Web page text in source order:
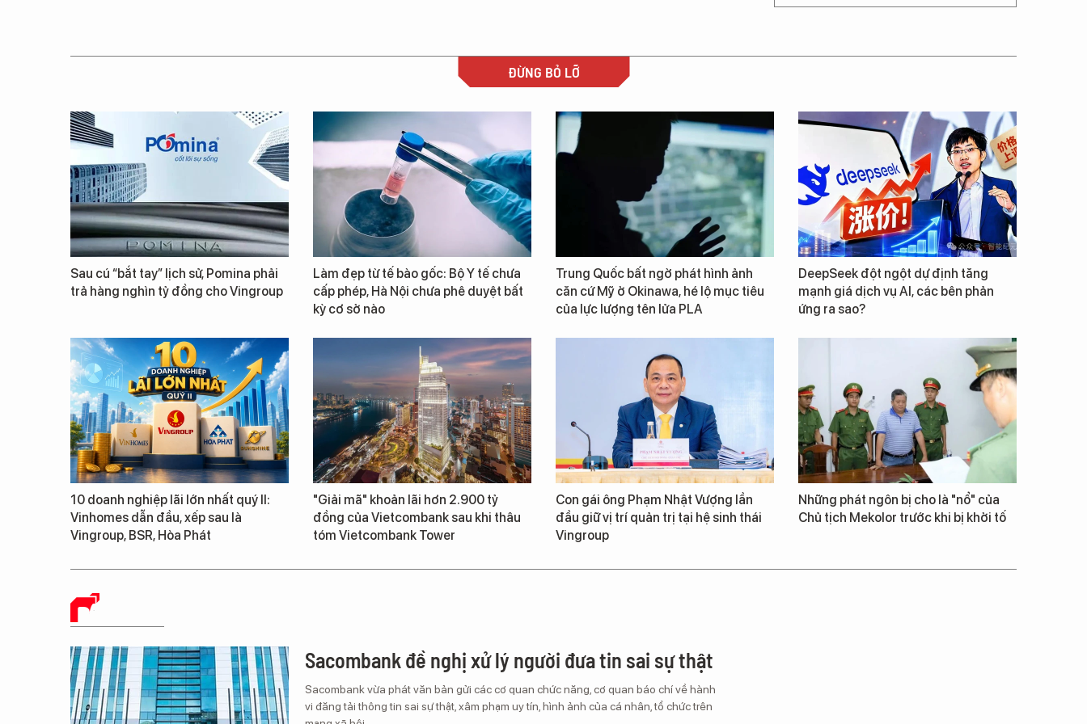
ĐỪNG BỎ LỠ
Sau cú “bắt tay” lịch sử, Pomina phải
trả hàng nghìn tỷ đồng cho Vingroup
Làm đẹp từ tế bào gốc: Bộ Y tế chưa
cấp phép, Hà Nội chưa phê duyệt bất
kỳ cơ sở nào
Trung Quốc bất ngờ phát hình ảnh
căn cứ Mỹ ở Okinawa, hé lộ mục tiêu
của lực lượng tên lửa PLA
DeepSeek đột ngột dự định tăng
mạnh giá dịch vụ AI, các bên phản
ứng ra sao?
10 doanh nghiệp lãi lớn nhất quý II:
Vinhomes dẫn đầu, xếp sau là
Vingroup, BSR, Hòa Phát
"Giải mã" khoản lãi hơn 2.900 tỷ
đồng của Vietcombank sau khi thâu
tóm Vietcombank Tower
Con gái ông Phạm Nhật Vượng lần
đầu giữ vị trí quản trị tại hệ sinh thái
Vingroup
Những phát ngôn bị cho là "nổ" của
Chủ tịch Mekolor trước khi bị khởi tố
BÁO CHÍ SỐ
Sacombank đề nghị xử lý người đưa tin sai sự thật
Sacombank vừa phát văn bản gửi các cơ quan chức năng, cơ quan báo chí về hành
vi đăng tải thông tin sai sự thật, xâm phạm uy tín, hình ảnh của cá nhân, tổ chức trên